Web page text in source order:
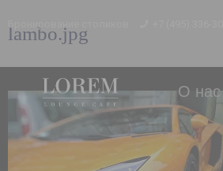
Бронирование столиков
О нас
lambo.jpg